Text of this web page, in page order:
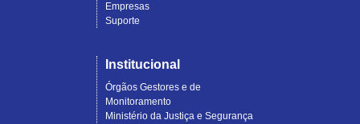
Empresas
Suporte
Institucional
Órgãos Gestores e de
Monitoramento
Ministério da Justiça e Segurança